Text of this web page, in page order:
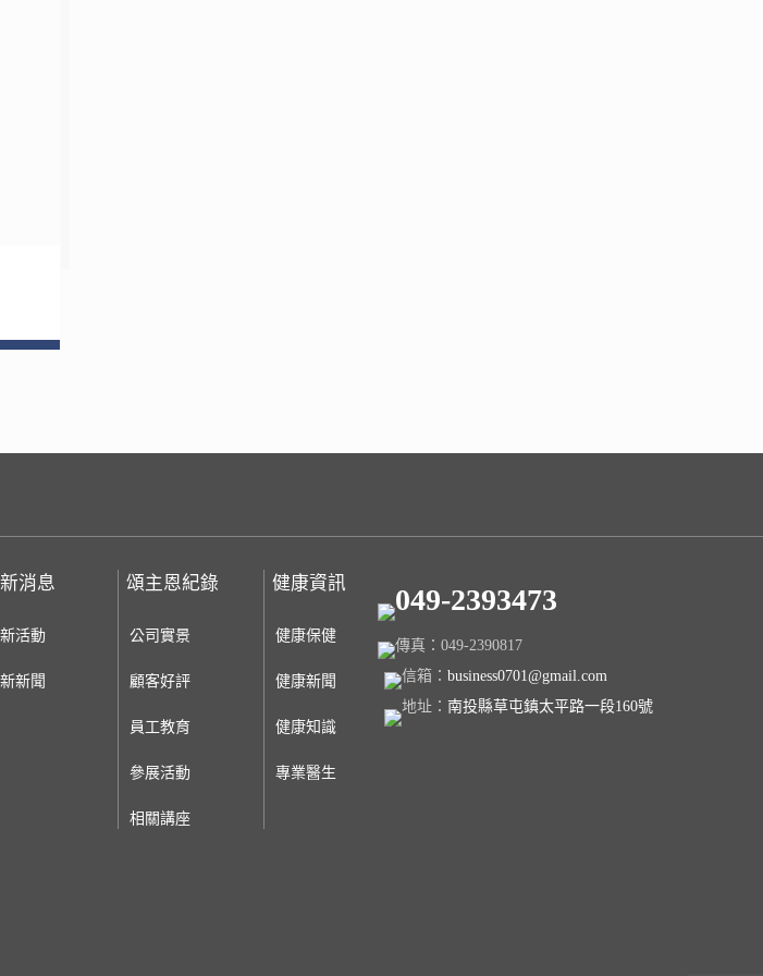
消息
活動
新聞
頌主恩紀錄
公司實景
顧客好評
員工教育
參展活動
相關講座
健康資訊
健康保健
健康新聞
健康知識
專業醫生
049-2393473
傳真：049-2390817
信箱： business0701@gmail.com
地址： 南投縣草屯鎮太平路一段160號